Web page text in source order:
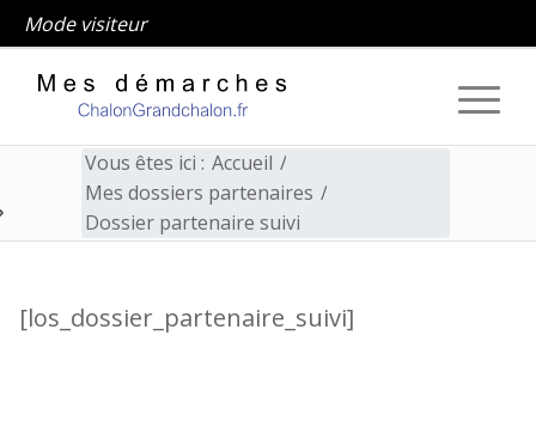
Mode visiteur
Vous êtes ici : Accueil /
Mes dossiers partenaires /
Dossier partenaire suivi
Dossier partenaire suivi
[los_dossier_partenaire_suivi]